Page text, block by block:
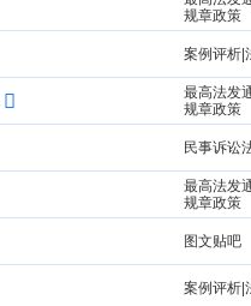
规章政策
案例评析|
最高法发
规章政策
民事诉讼
最高法发
规章政策
图文贴吧
案例评析|